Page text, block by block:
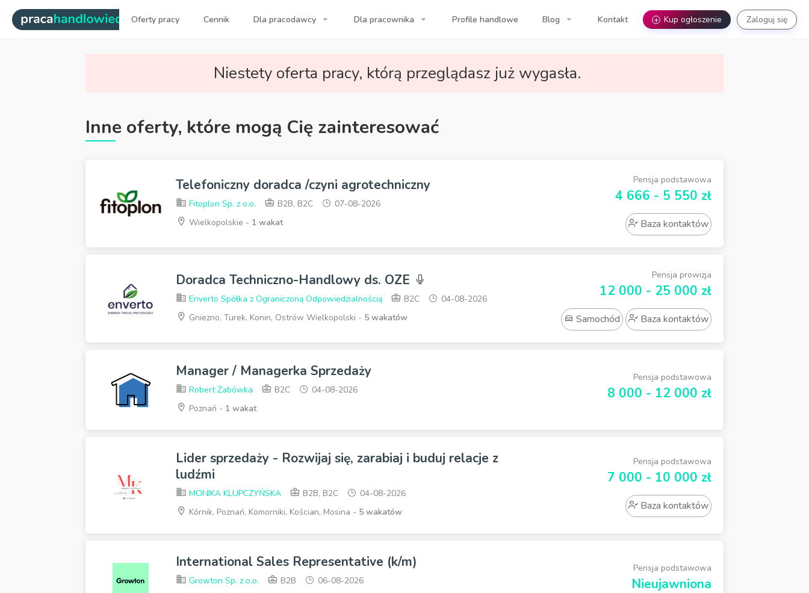
| Najlepsi ludzie sprzedaży dla Twojej firmy!
Oferty pracy Cennik Dla pracodawcy Dla pracownika Profile handlowe Blog Kontakt + Kup ogłoszenie Zaloguj się
Niestety oferta pracy, którą przeglądasz już wygasła.
Inne oferty, które mogą Cię zainteresować
Telefoniczny doradca /czyni agrotechniczny
Fitoplon Sp. z o.o. B2B, B2C
07-08-2026
Wielkopolskie - 1 wakat
Pensja podstawowa
4 666 - 5 550 zł
Baza kontaktów
Doradca Techniczno-Handlowy ds. OZE
Enverto Spółka z Ograniczoną Odpowiedzialnością B2C
04-08-2026
Gniezno, Turek, Konin, Ostrów Wielkopolski - 5 wakatów
Pensja prowizja
12 000 - 25 000 zł
Samochód Baza kontaktów
Manager / Managerka Sprzedaży
Robert Żabówka B2C
04-08-2026
Poznań - 1 wakat
Pensja podstawowa
8 000 - 12 000 zł
Lider sprzedaży - Rozwijaj się, zarabiaj i buduj relacje z
ludźmi
MONIKA KLUPCZYŃSKA B2B, B2C
04-08-2026
Kórnik, Poznań, Komorniki, Kościan, Mosina - 5 wakatów
Pensja podstawowa
7 000 - 10 000 zł
Baza kontaktów
International Sales Representative (k/m)
Growton Sp. z o.o. B2B
06-08-2026
Pensja podstawowa
Nieujawniona